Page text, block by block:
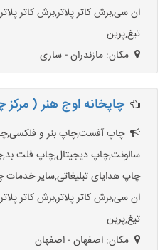
ان سی,برش کاتر پلاتر,برش کاتر
تیغ,پرین
مکان: مازندران - ساری
چاپخانه اوج هنر (
چاپ آفست,چاپ بنر و
چاپ هدایای تبلیغاتی,سایر
ان سی,برش کاتر پلاتر,برش کاتر
تیغ,پرین
مکان: اصفهان - اصفهان